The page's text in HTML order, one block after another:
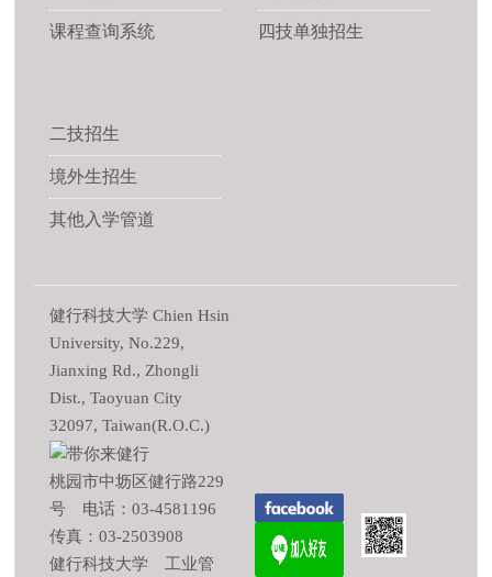
课程查询系统 四技单独招生
二技招生
境外生招生
其他入学管道
健行科技大学 Chien Hsin
University, No.229,
Jianxing Rd., Zhongli
Dist., Taoyuan City
32097, Taiwan(R.O.C.)
桃园市中坜区健行路229
号 电话：03-4581196
传真：03-2503908
健行科技大学 工业管